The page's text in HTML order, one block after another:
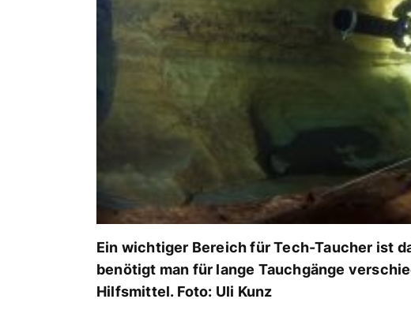
Ein wichtiger Bereich für Tech-Taucher ist
benötigt man für lange Tauchgänge
Hilfsmittel. Foto: Uli Kunz